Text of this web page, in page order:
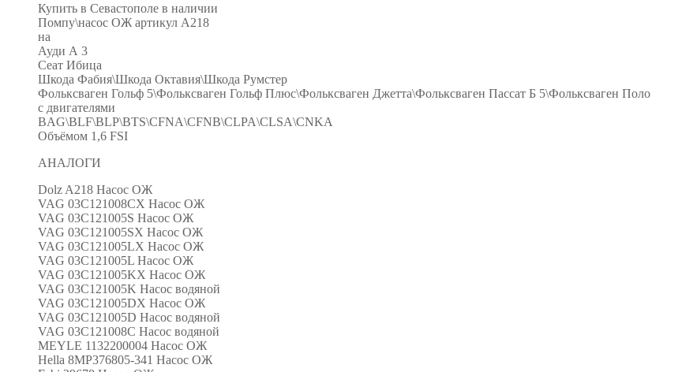
Купить в Севастополе в наличии
Помпу\насос ОЖ артикул A218
на
Ауди А 3
Сеат Ибица
Шкода Фабия\Шкода Октавия\Шкода Румстер
Фольксваген Гольф 5\Фольксваген Гольф Плюс\Фольксваген Джетта\Фольксваген Пассат Б 5\Фольксваген Поло
с двигателями
BAG\BLF\BLP\BTS\CFNA\CFNB\CLPA\CLSA\CNKA
Объёмом 1,6 FSI
АНАЛОГИ
Dolz A218 Насос ОЖ
VAG 03C121008CX Насос ОЖ
VAG 03C121005S Насос ОЖ
VAG 03C121005SX Насос ОЖ
VAG 03C121005LX Насос ОЖ
VAG 03C121005L Насос ОЖ
VAG 03C121005KX Насос ОЖ
VAG 03C121005K Насос водяной
VAG 03C121005DX Насос ОЖ
VAG 03C121005D Насос водяной
VAG 03C121008C Насос водяной
MEYLE 1132200004 Насос ОЖ
Hella 8MP376805-341 Насос ОЖ